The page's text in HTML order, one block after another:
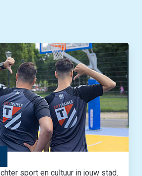
sport en cultuur in jouw stad.